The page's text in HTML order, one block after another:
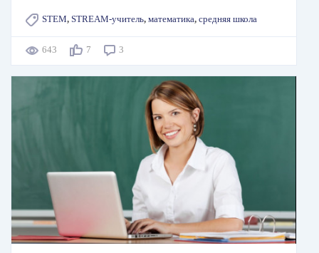
STEM, STREAM-учитель, математика, средняя школа
643 7 3